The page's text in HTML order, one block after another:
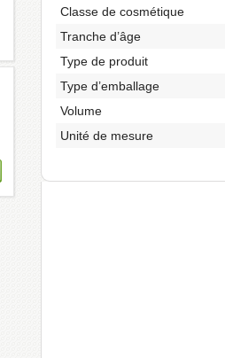
Classe de cosmétique
Tranche d’âge
Type de produit
Type d’emballage
Volume
Unité de mesure